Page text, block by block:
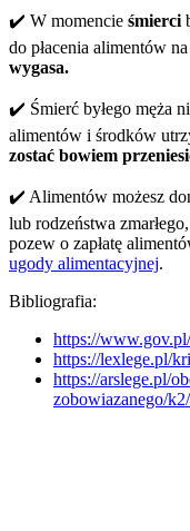
✔️ W momencie śmierci
do płacenia alimentów
wygasa.
✔️ Śmierć byłego męża
alimentów i środków
zostać bowiem
✔️ Alimentów możesz
lub rodzeństwa
pozew o zapłatę
ugody alimentacyjnej.
Bibliografia:
https://
https://lexlege.pl/
https://arslege.pl/
zobowiazanego/